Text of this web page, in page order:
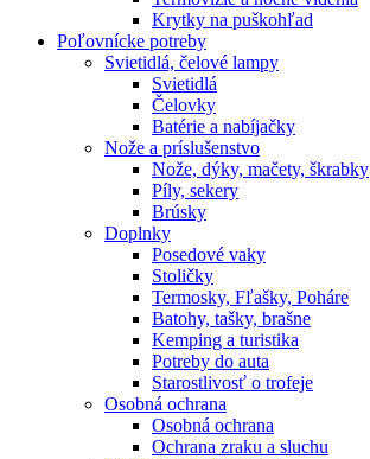
Krytky na puškohľad
Poľovnícke potreby
Svietidlá, čelové lampy
Svietidlá
Čelovky
Batérie a nabíjačky
Nože a príslušenstvo
Nože, dýky, mačety, škrabky
Píly, sekery
Brúsky
Doplnky
Posedové vaky
Stoličky
Termosky, Fľašky, Poháre
Batohy, tašky, brašne
Kemping a turistika
Potreby do auta
Starostlivosť o trofeje
Osobná ochrana
Osobná ochrana
Ochrana zraku a sluchu